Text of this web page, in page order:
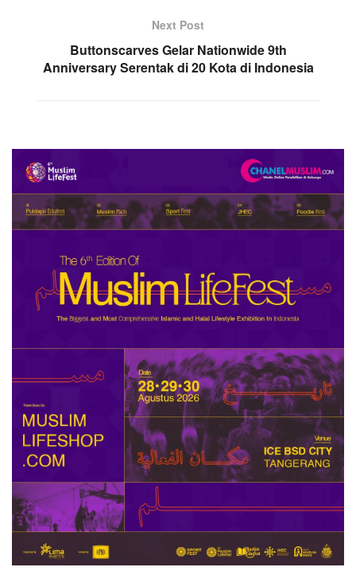
Next Post
Buttonscarves Gelar Nationwide 9th
Anniversary Serentak di 20 Kota di Indonesia